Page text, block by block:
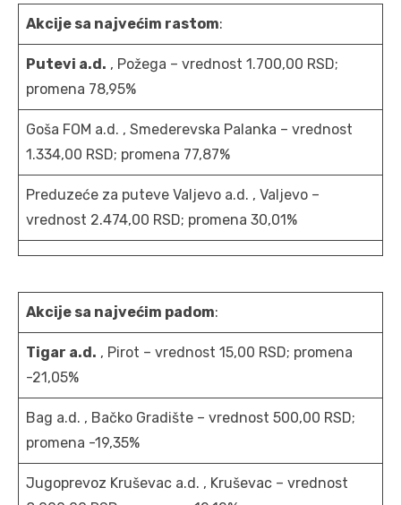
Akcije sa najvećim rastom:
Putevi a.d. , Požega – vrednost 1.700,00 RSD;
promena 78,95%
Goša FOM a.d. , Smederevska Palanka – vrednost
1.334,00 RSD; promena 77,87%
Preduzeće za puteve Valjevo a.d. , Valjevo –
vrednost 2.474,00 RSD; promena 30,01%
Akcije sa najvećim padom:
Tigar a.d. , Pirot – vrednost 15,00 RSD; promena
-21,05%
Bag a.d. , Bačko Gradište – vrednost 500,00 RSD;
promena -19,35%
Jugoprevoz Kruševac a.d. , Kruševac – vrednost